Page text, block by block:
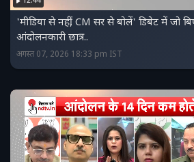
'मीडिया से नहीं, CM सर से बोलें' डिबेट में जो बिफरे
आंदोलनकारी छात्र..
अगस्त 07, 2026 18:33 pm IST